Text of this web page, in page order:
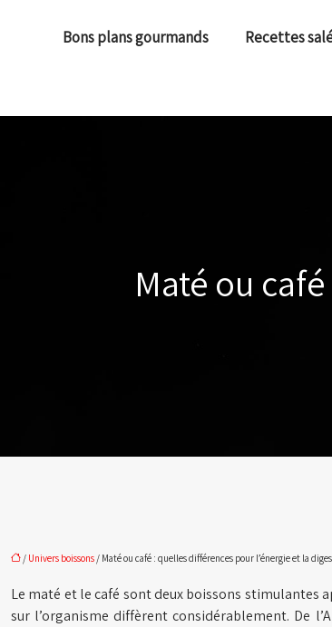
Recettes
Bons plans gourmands
Maté ou
/ Univers boissons / Maté ou café : quelles différences pour l’énergie et la
Le maté et le café sont deux boissons stimulantes
sur l’organisme diffèrent considérablement. De